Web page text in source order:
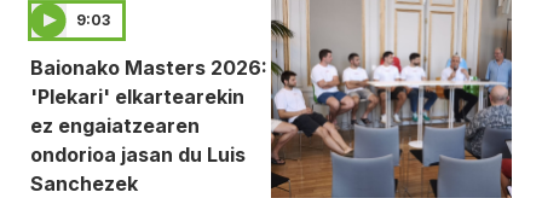
9:03
Baionako Masters 2026:
'Plekari' elkartearekin
ez engaiatzearen
ondorioa jasan du Luis
Sanchezek